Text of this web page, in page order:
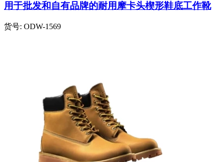
用于批发和自有品牌的耐用摩卡头楔形鞋底工作靴
货号: ODW-1569